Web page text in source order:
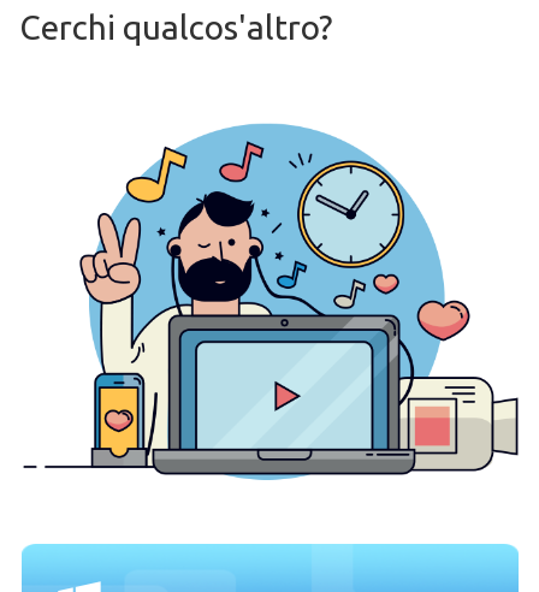
Cerchi qualcos'altro?